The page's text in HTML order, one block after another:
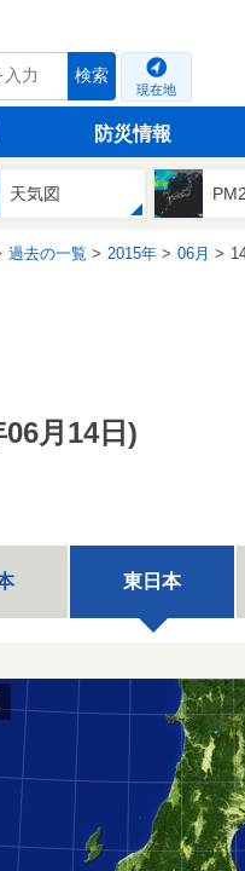
検索
現在地
防災情報
天気図
過去の一覧 2015年 06月
月14日)
東日本